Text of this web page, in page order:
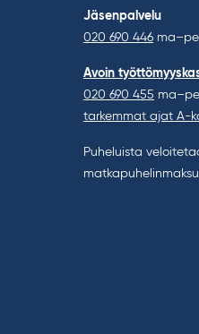
Jäsenpalvelu
020 690 446 ma–pe
Avoin
020 690 455
tarkemmat ajat A-
Puheluista